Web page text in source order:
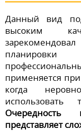
Данный вид
высоким
планировки
применяется
когда
представляет